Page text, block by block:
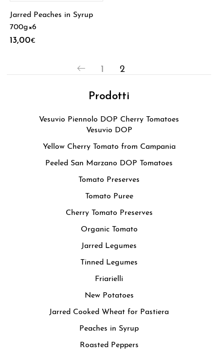
Jarred Peaches in Syrup
700g×6
13,00€
1 2
Prodotti
Vesuvio Piennolo DOP Cherry Tomatoes
Vesuvio DOP
Yellow Cherry Tomato from Campania
Peeled San Marzano DOP Tomatoes
Tomato Preserves
Tomato Puree
Cherry Tomato Preserves
Organic Tomato
Jarred Legumes
Tinned Legumes
Friarielli
New Potatoes
Jarred Cooked Wheat for Pastiera
Peaches in Syrup
Roasted Peppers